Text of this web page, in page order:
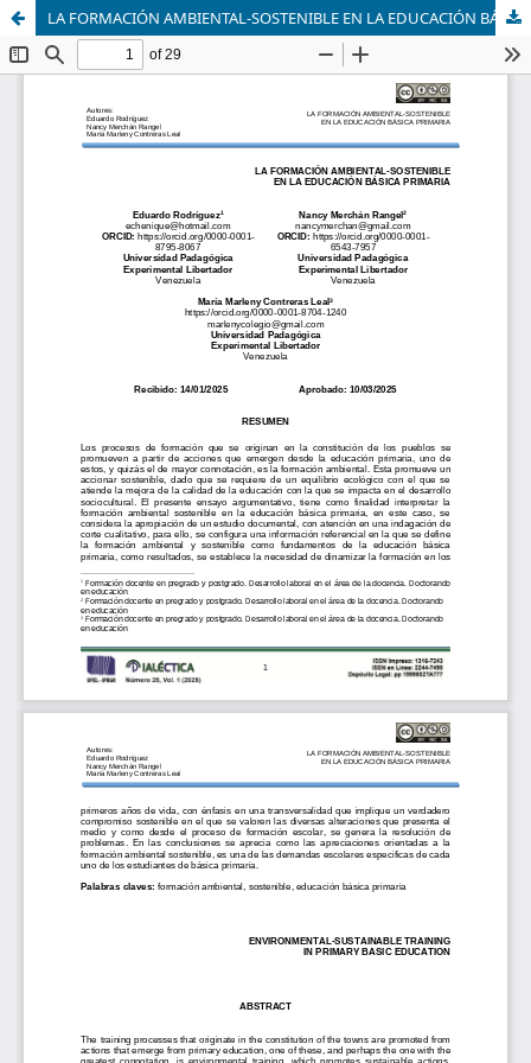
LA FORMACIÓN AMBIENTAL-SOSTENIBLE EN LA EDUCACIÓN BÁSICA PRIMARIA